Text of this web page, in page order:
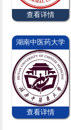
查看详情
湖南中医药大学
查看详情